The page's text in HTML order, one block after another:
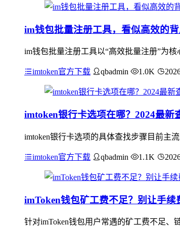
im钱包批量注册工具，看似高效的
im钱包批量注册工具以“高效批量注册”为
imtoken官方下载 qbadmin 1.0K
imtoken银行卡选项在哪？2024最新
imtoken银行卡选项的具体查找步骤目前主
imtoken官方下载 qbadmin 1.1K
imToken钱包矿工费不足？别让手
针对imToken钱包用户常遇的矿工费不足